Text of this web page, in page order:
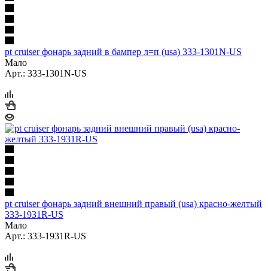
pt cruiser фонарь задний в бампер л=п (usa) 333-1301N-US
Мало
Арт.: 333-1301N-US
pt cruiser фонарь задний внешний правый (usa) красно-желтый
333-1931R-US
Мало
Арт.: 333-1931R-US